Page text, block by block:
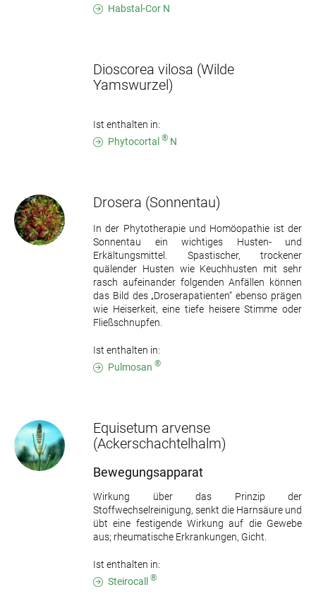
Habstal-Cor N
Dioscorea vilosa (Wilde
Yamswurzel)
Ist enthalten in:
Phytocortal ® N
Drosera (Sonnentau)
In der Phytotherapie und Homöopathie ist der
Sonnentau ein wichtiges Husten- und
Erkältungsmittel. Spastischer, trockener
quälender Husten wie Keuchhusten mit sehr
rasch aufeinander folgenden Anfällen können
das Bild des „Droserapatienten“ ebenso prägen
wie Heiserkeit, eine tiefe heisere Stimme oder
Fließschnupfen.
Ist enthalten in:
Pulmosan ®
Equisetum arvense
(Ackerschachtelhalm)
Bewegungsapparat
Wirkung über das Prinzip der
Stoffwechselreinigung, senkt die Harnsäure und
übt eine festigende Wirkung auf die Gewebe
aus; rheumatische Erkrankungen, Gicht.
Ist enthalten in:
Steirocall ®